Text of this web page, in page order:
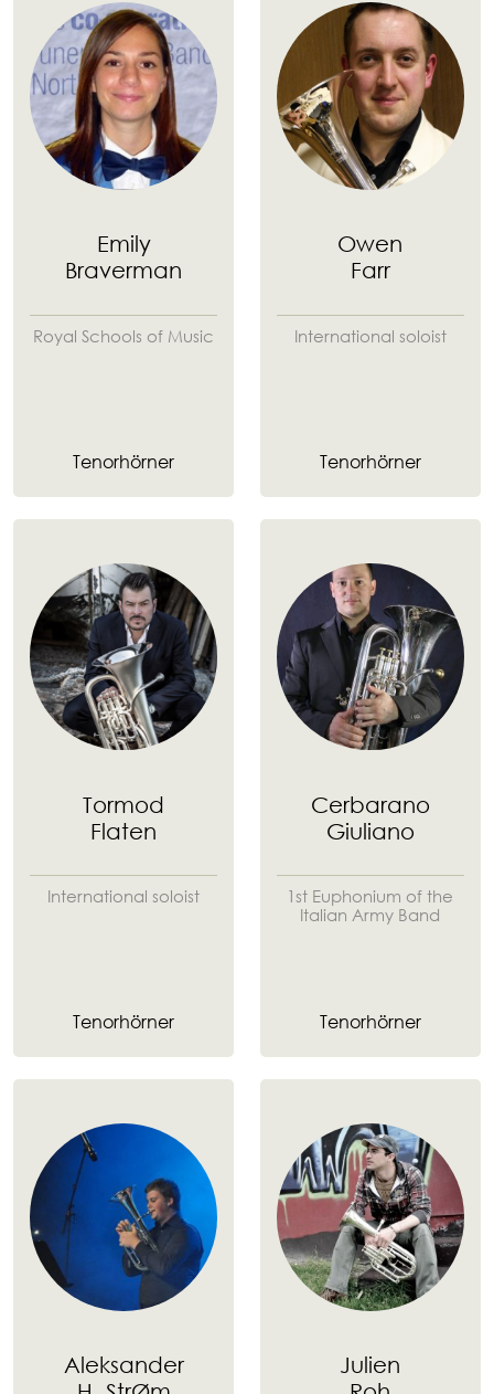
Emily
Braverman
Royal Schools of Music
Tenorhörner
Owen
Farr
International soloist
Tenorhörner
Tormod
Flaten
International soloist
Tenorhörner
Cerbarano
Giuliano
1st Euphonium of the
Italian Army Band
Tenorhörner
Aleksander
Julien